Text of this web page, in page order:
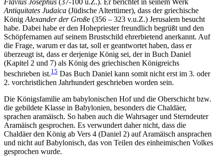
Antiquitates Judaica (Jüdische Altertümer), dass der griechische
König Alexander der Große (356 – 323 v.u.Z.) Jerusalem besucht
habe. Dabei habe er den Hohepriester freundlich begrüßt und den
Schöpfernamen auf seinem Brustschild ehrerbietend anerkannt. Auf
die Frage, warum er das tat, soll er geantwortet haben, dass er
überzeugt ist, dass er derjenige König sei, der in Buch Daniel
(Kapitel 2 und 7) als König des griechischen Königreichs
beschrieben ist.15 Das Buch Daniel kann somit nicht erst im 3. oder
2. vorchristlichen Jahrhundert geschrieben worden sein.
Die Königsfamilie am babylonischen Hof und die Oberschicht bzw.
die gebildete Klasse in Babylonien, besonders die Chaldäer,
sprachen aramäisch. So haben auch die Wahrsager und Sterndeuter
Aramäisch gesprochen. Es verwundert daher nicht, dass die
Chaldäer den König ab Vers 4 (Daniel 2) auf Aramäisch ansprachen
und nicht auf Babylonisch, das von Teilen des einheimischen Volkes
gesprochen wurde.